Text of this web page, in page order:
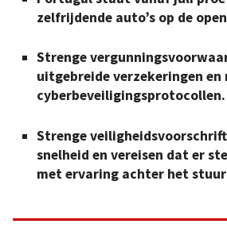
zelfrijdende auto’s op de
Strenge
uitgebreide verzekeringen en
cyberbeveiligingsprotocollen.
Strenge
snelheid en vereisen dat er
met ervaring achter het